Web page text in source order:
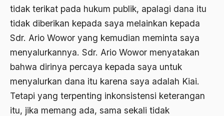
tidak terikat pada hukum publik, apalagi dana itu
tidak diberikan kepada saya melainkan kepada
Sdr. Ario Wowor yang kemudian meminta saya
menyalurkannya. Sdr. Ario Wowor menyatakan
bahwa dirinya percaya kepada saya untuk
menyalurkan dana itu karena saya adalah Kiai.
Tetapi yang terpenting inkonsistensi keterangan
itu, jika memang ada, sama sekali tidak
Ayat Al-Quran
Ayatullah Zanjani
bacaan mulia
Badan Usaha
Bagus Hadikusumo